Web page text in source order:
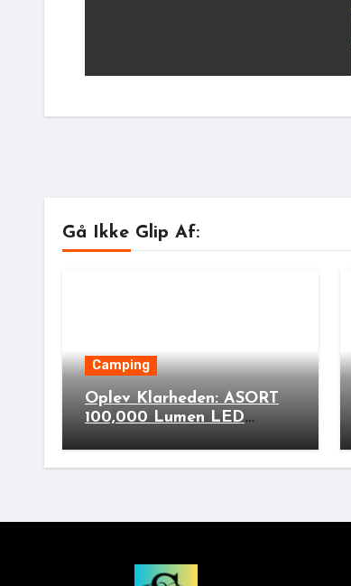
Gå Ikke Glip Af:
Camping
Oplev Klarheden: ASORT
100,000 Lumen LED
Udendørs Eventyr!